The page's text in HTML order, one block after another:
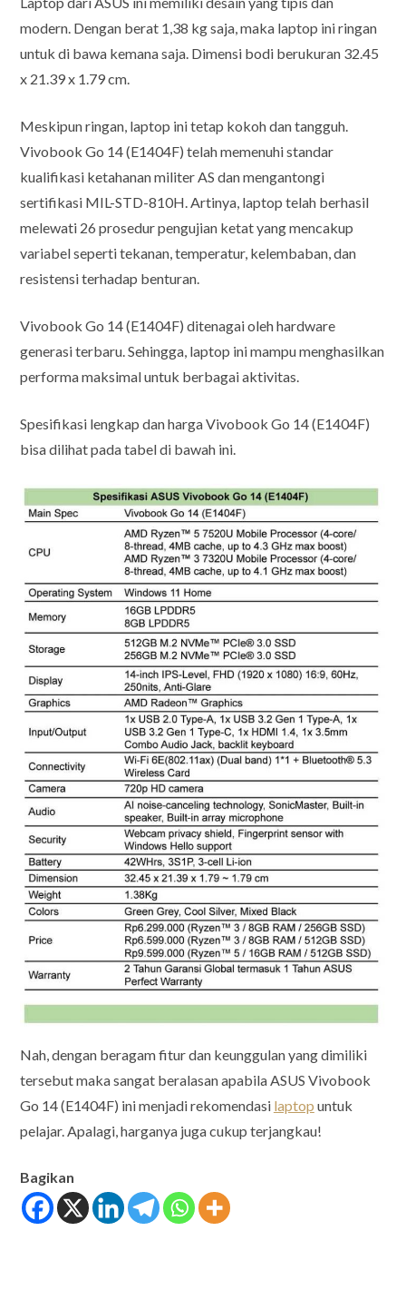
modern. Dengan berat 1,38 kg saja, maka laptop ini ringan
untuk di bawa kemana saja. Dimensi bodi berukuran 32.45
x 21.39 x 1.79 cm.
Meskipun ringan, laptop ini tetap kokoh dan tangguh.
Vivobook Go 14 (E1404F) telah memenuhi standar
kualifikasi ketahanan militer AS dan mengantongi
sertifikasi MIL-STD-810H. Artinya, laptop telah berhasil
melewati 26 prosedur pengujian ketat yang mencakup
variabel seperti tekanan, temperatur, kelembaban, dan
resistensi terhadap benturan.
Vivobook Go 14 (E1404F) ditenagai oleh hardware
generasi terbaru. Sehingga, laptop ini mampu menghasilkan
performa maksimal untuk berbagai aktivitas.
Spesifikasi lengkap dan harga Vivobook Go 14 (E1404F)
bisa dilihat pada tabel di bawah ini.
Nah, dengan beragam fitur dan keunggulan yang dimiliki
tersebut maka sangat beralasan apabila ASUS Vivobook
Go 14 (E1404F) ini menjadi rekomendasi laptop untuk
pelajar. Apalagi, harganya juga cukup terjangkau!
Bagikan